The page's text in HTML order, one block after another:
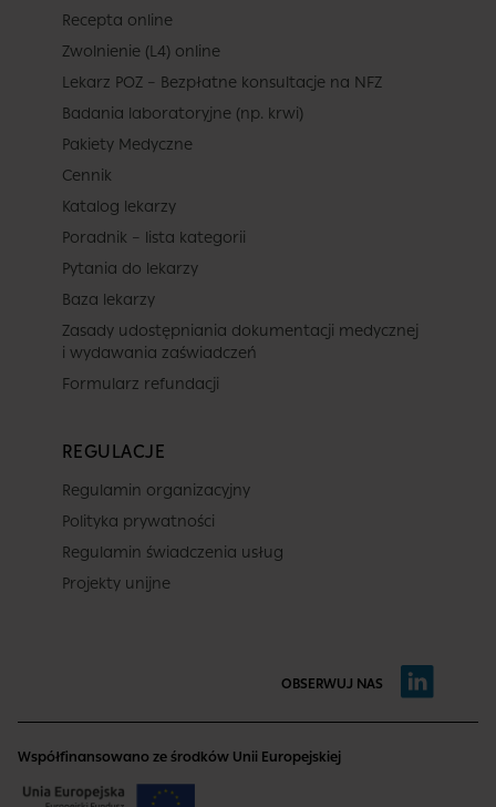
Recepta online
Zwolnienie (L4) online
Lekarz POZ – Bezpłatne konsultacje na NFZ
Badania laboratoryjne (np. krwi)
Pakiety Medyczne
Cennik
Katalog lekarzy
Poradnik – lista kategorii
Pytania do lekarzy
Baza lekarzy
Zasady udostępniania dokumentacji medycznej
i wydawania zaświadczeń
Formularz refundacji
REGULACJE
Regulamin organizacyjny
Polityka prywatności
Regulamin świadczenia usług
Projekty unijne
OBSERWUJ NAS
Współfinansowano ze środków Unii Europejskiej